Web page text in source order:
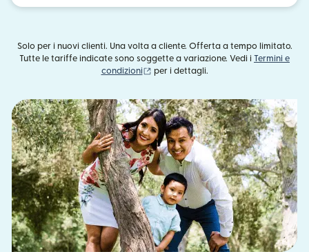
Solo per i nuovi clienti. Una volta a cliente. Offerta a tempo limitato.
Tutte le tariffe indicate sono soggette a variazione. Vedi i Termini e
condizioni
(si apre in una nuova finestra)
per i dettagli.